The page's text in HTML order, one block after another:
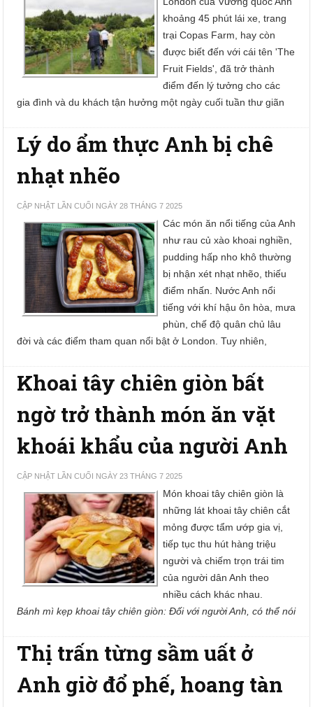
khoảng 45 phút lái xe, trang
trại Copas Farm, hay còn
được biết đến với cái tên 'The
Fruit Fields', đã trở thành
điểm đến lý tưởng cho các
gia đình và du khách tận hưởng một ngày cuối tuần thư giãn
Lý do ẩm thực Anh bị chê
nhạt nhẽo
CẬP NHẬT LẦN CUỐI NGÀY 28 THÁNG 7 2025
Các món ăn nổi tiếng của Anh
như rau củ xào khoai nghiền,
pudding hấp nho khô thường
bị nhận xét nhạt nhẽo, thiếu
điểm nhấn. Nước Anh nổi
tiếng với khí hậu ôn hòa, mưa
phùn, chế độ quân chủ lâu
đời và các điểm tham quan nổi bật ở London. Tuy nhiên,
Khoai tây chiên giòn bất
ngờ trở thành món ăn vặt
khoái khẩu của người Anh
CẬP NHẬT LẦN CUỐI NGÀY 23 THÁNG 7 2025
Món khoai tây chiên giòn là
những lát khoai tây chiên cắt
mỏng được tẩm ướp gia vị,
tiếp tục thu hút hàng triệu
người và chiếm trọn trái tim
của người dân Anh theo
nhiều cách khác nhau.
Bánh mì kẹp khoai tây chiên giòn: Đối với người Anh, có thể nói
Thị trấn từng sầm uất ở
Anh giờ đổ phế, hoang tàn